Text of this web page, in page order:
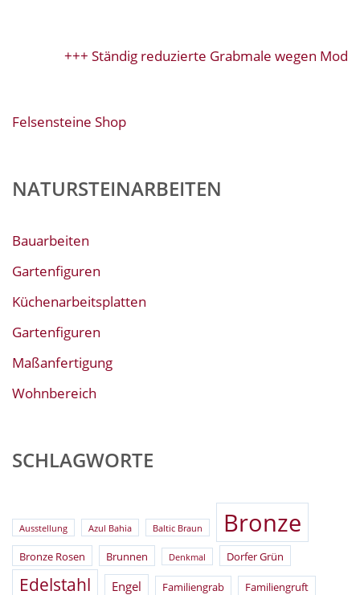
+++ Ständig reduzierte Grabmale wegen
Felsensteine Shop
NATURSTEINARBEITEN
Bauarbeiten
Gartenfiguren
Küchenarbeitsplatten
Gartenfiguren
Maßanfertigung
Wohnbereich
SCHLAGWORTE
Ausstellung Azul Bahia Baltic Braun Bronze
Bronze Rosen Brunnen Denkmal Dorfer Grün
Edelstahl Engel Familiengrab Familiengruft